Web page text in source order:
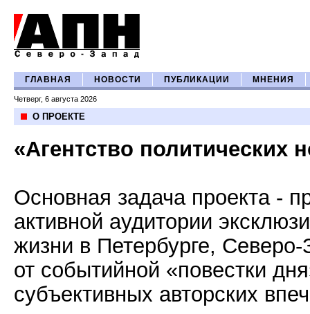
ГЛАВНАЯ НОВОСТИ ПУБЛИКАЦИИ МНЕНИЯ
Четверг, 6 августа 2026
О ПРОЕКТЕ
«Агентство политических
Основная задача проекта -
активной аудитории
жизни в Петербурге,
от событийной «повестки
субъективных авторских